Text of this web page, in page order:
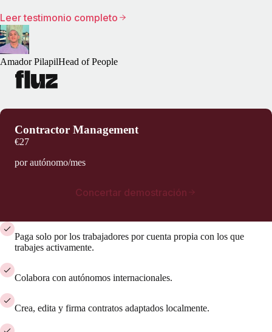
Leer testimonio completo
Amador PilapilHead of People
Contractor Management
€27
por autónomo/mes
Concertar demostración
Paga solo por los trabajadores por cuenta propia con los que
trabajes activamente.
Colabora con autónomos internacionales.
Crea, edita y firma contratos adaptados localmente.